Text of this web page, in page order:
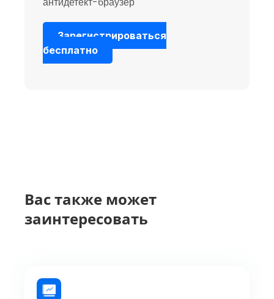
Зарегистрироваться
бесплатно
Вас также может
заинтересовать